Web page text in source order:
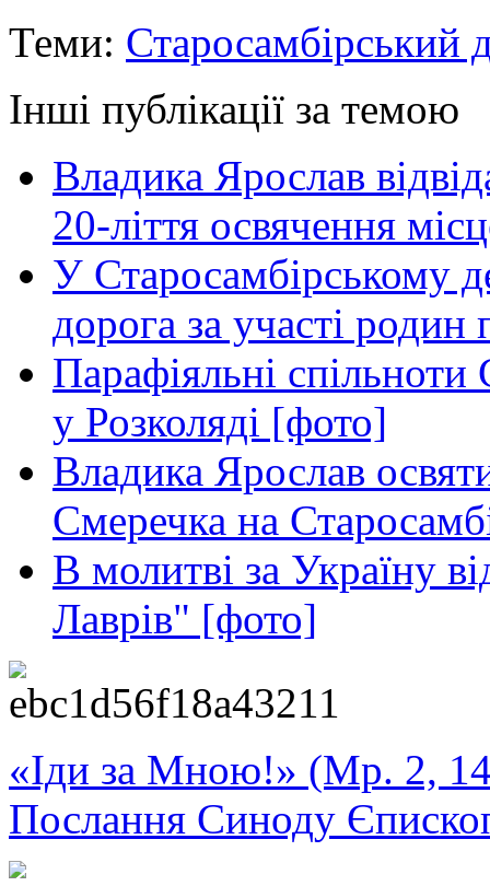
Теми: Старосамбірський
Інші публікації за темою
Владика Ярослав
20-ліття освячення
У Старосамбірському
дорога за участі
Парафіяльні
у Розколяді [фото]
Владика Ярослав
Смеречка на
В молитві за Україну
Лаврів" [фото]
«Іди за Мною!» (Мр. 2,
Послання Синоду